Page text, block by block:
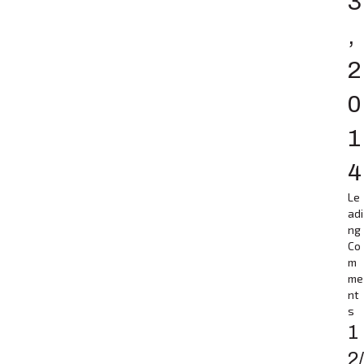
,
2
0
1
4
Le
adi
ng
Co
m
me
nt
s
1
2/